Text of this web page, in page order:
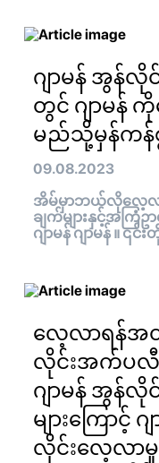
ဂျာမန် အွန်လို
တွင် ဂျာမန်
မည်သို့မှန်ကန်
09.08.2023
အိမ်မှာဘယ်လိုလေ့လာ
ချက်များနှင့်အကြံ
ဂျာမန် ဂျာမန် ။
လေ့လာရန်အ
လိုင်းအက်ပလီက
ဂျာမန် အွန်လို
များကြောင့် ဂ
လိုင်းလေ့လာမှု